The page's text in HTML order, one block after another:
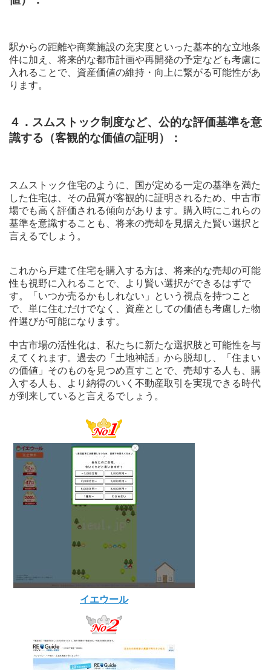
駅からの距離や商業施設の充実度といった基本的な立地条
件に加え、将来的な都市計画や再開発の予定なども考慮に
入れることで、資産価値の維持・向上に繋がる可能性があ
ります。
４．スムストック制度など、公的な評価基準を意
識する（客観的な価値の証明）：
スムストック住宅のように、国が定める一定の基準を満た
した住宅は、その品質が客観的に証明されるため、中古市
場でも高く評価される傾向があります。購入時にこれらの
基準を意識することも、将来の売却を見据えた賢い選択と
言えるでしょう。
これから戸建て住宅を購入する方は、将来的な売却の可能
性も視野に入れることで、より賢い選択ができるはずで
す。「いつか売るかもしれない」という視点を持つこと
で、単に住むだけでなく、資産としての価値も考慮した物
件選びが可能になります。
中古市場の活性化は、私たちに新たな選択肢と可能性を与
えてくれます。過去の「土地神話」から脱却し、「住まい
の価値」そのものを見つめ直すことで、売却する人も、購
入する人も、より納得のいく不動産取引を実現できる時代
が到来していると言えるでしょう。
イエウール